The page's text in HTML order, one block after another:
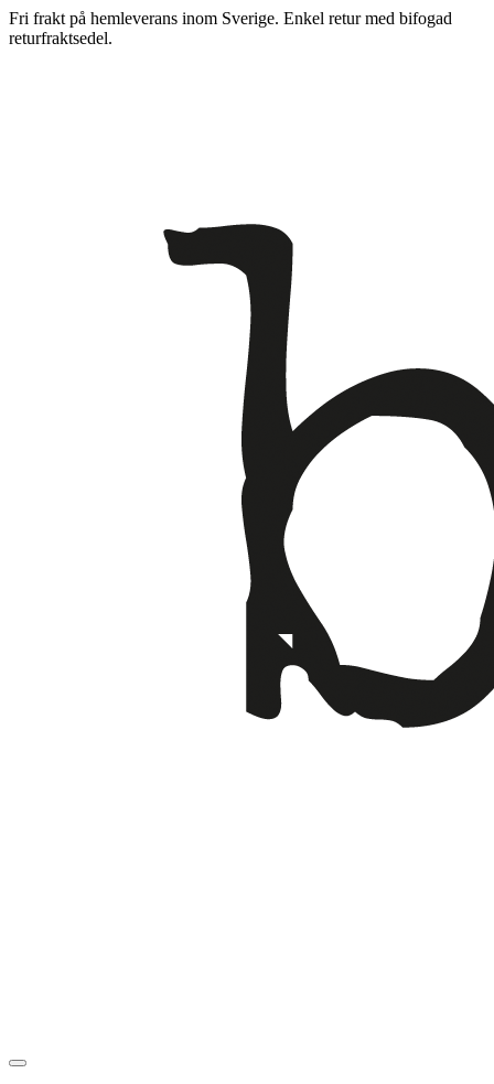
Fri frakt på hemleverans inom Sverige. Enkel retur med bifogad
returfraktsedel.